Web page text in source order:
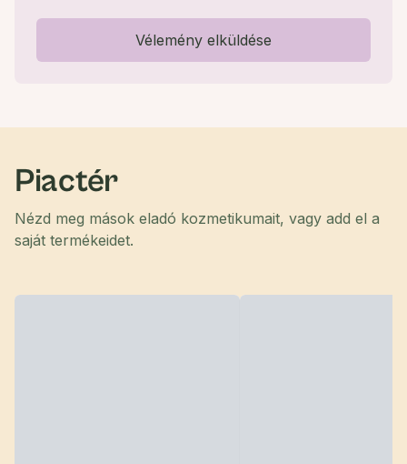
Vélemény elküldése
Piactér
Nézd meg mások eladó kozmetikumait, vagy add el a
saját termékeidet.